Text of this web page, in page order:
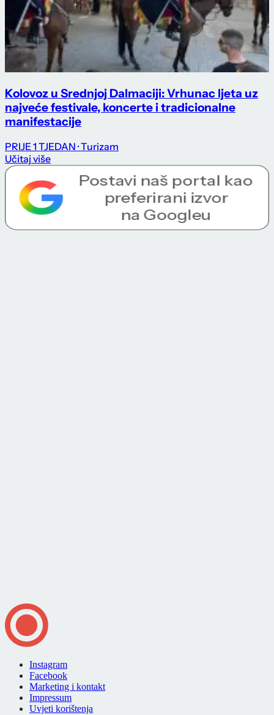
Kolovoz u Srednjoj Dalmaciji: Vrhunac ljeta uz
najveće festivale, koncerte i tradicionalne
manifestacije
PRIJE 1 TJEDAN · Turizam
Učitaj više
Instagram
Facebook
Marketing i kontakt
Impressum
Uvjeti korištenja